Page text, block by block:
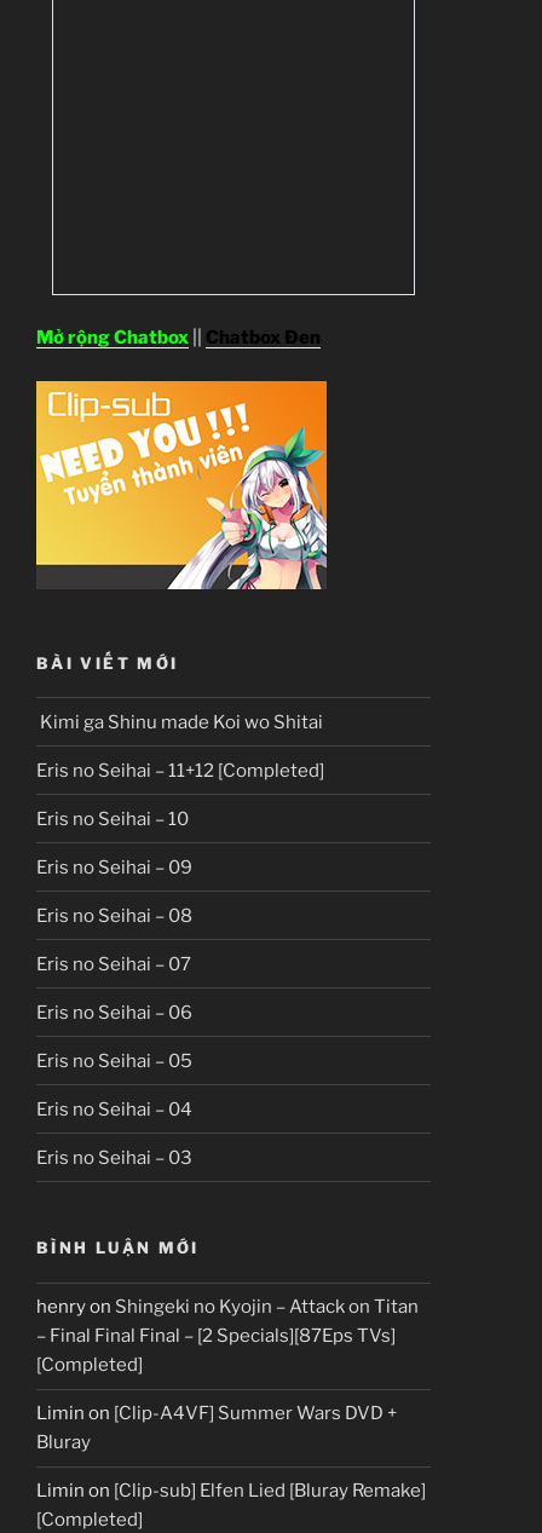
Mở rộng Chatbox Chatbox Đen
BÀI VIẾT MỚI
Kimi ga Shinu made Koi wo Shitai
Eris no Seihai – 11+12 [Completed]
Eris no Seihai – 10
Eris no Seihai – 09
Eris no Seihai – 08
Eris no Seihai – 07
Eris no Seihai – 06
Eris no Seihai – 05
Eris no Seihai – 04
Eris no Seihai – 03
BÌNH LUẬN MỚI
henryon Shingeki no Kyojin – Attack on Titan
– Final Final Final – [2 Specials][87Eps TVs]
[Completed]
Limin on [Clip-A4VF] Summer Wars DVD +
Bluray
Limin on [Clip-sub] Elfen Lied [Bluray Remake]
[Completed]